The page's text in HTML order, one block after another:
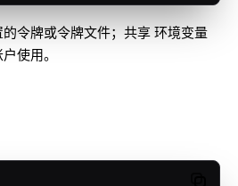
令牌或令牌文件；共享 环境变量
使用。